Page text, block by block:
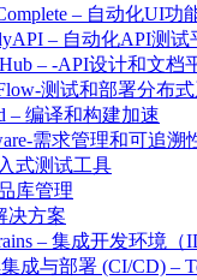
– 自动化UI功
– 自动化API测试
– -API设计和文档
测试和部署分布
– 编译和构建加速
需求管理和可追溯
式测试工具
库管理
决方案
– 集成开发环境（
成与部署 (CI/CD) –